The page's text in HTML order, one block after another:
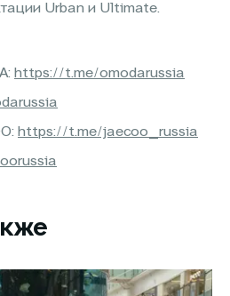
Urban и Ultimate.
https://t.me/omodarussia
https://t.me/jaecoo_russia